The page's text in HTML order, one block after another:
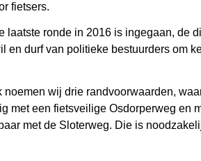
fietsers.
ronde in 2016 is ingegaan, de
durf van politieke bestuurders om
wij drie randvoorwaarden,
met een fietsveilige Osdorperweg en
met de Sloterweg. Die is